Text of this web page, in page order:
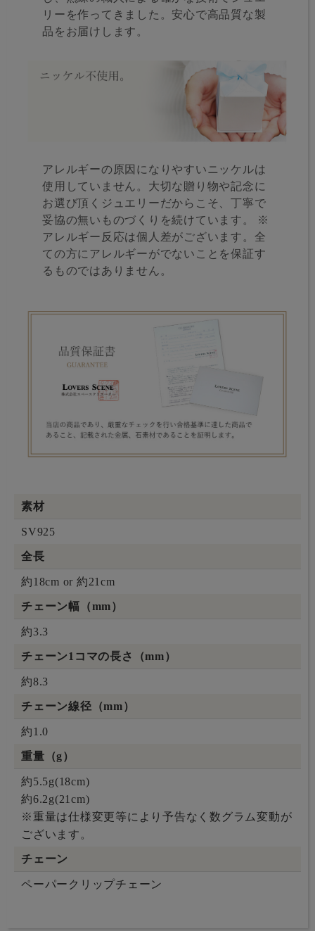
リーを作ってきました。安心で高品質な製
品をお届けします。
アレルギーの原因になりやすいニッケルは
使用していません。大切な贈り物や記念に
お選び頂くジュエリーだからこそ、丁寧で
妥協の無いものづくりを続けています。 ※
アレルギー反応は個人差がございます。全
ての方にアレルギーがでないことを保証す
るものではありません。
素材
SV925
全長
約18cm or 約21cm
チェーン幅（mm）
約3.3
チェーン1コマの長さ（mm）
約8.3
チェーン線径（mm）
約1.0
重量（g）
約5.5g(18cm)
約6.2g(21cm)
※重量は仕様変更等により予告なく数グラム変動が
ございます。
チェーン
ペーパークリップチェーン